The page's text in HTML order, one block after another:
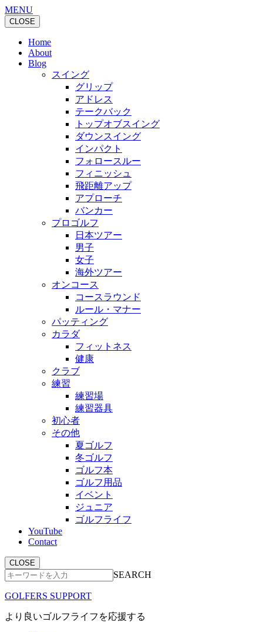
MENU
CLOSE
Home
About
Blog
スイング
グリップ
アドレス
テークバック
トップオブスイング
ダウンスイング
インパクト
フォロースルー
フィニッシュ
飛距離アップ
アプローチ
バンカー
プロゴルフ
日本ツアー
男子
女子
海外ツアー
オンコース
コースラウンド
ルール・マナー
パッティング
カラダ
フィットネス
健康
クラブ
練習
練習場
練習器具
初心者
その他
夏ゴルフ
冬ゴルフ
ゴルフ本
ゴルフ用品
イベント
ジュニア
ゴルフライフ
YouTube
Contact
CLOSE
SEARCH
GOLFERS SUPPORT
より良いゴルフライフを応援する